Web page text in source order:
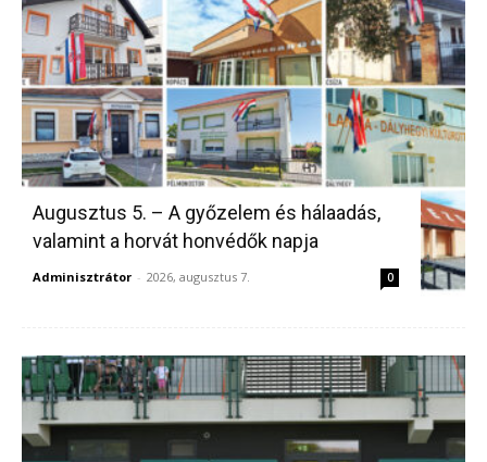
Augusztus 5. – A győzelem és hálaadás,
valamint a horvát honvédők napja
Adminisztrátor - 2026, augusztus 7. 0